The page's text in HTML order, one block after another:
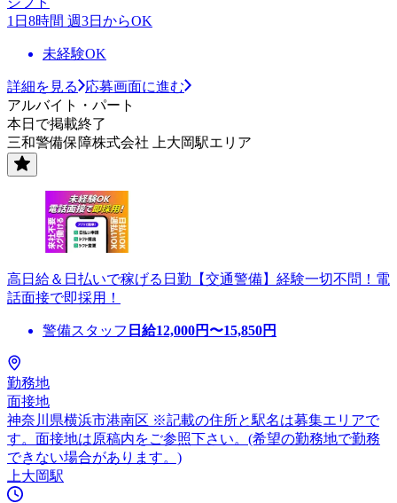
1日8時間 週3日からOK
未経験OK
詳細を見る
応募画面に進む
アルバイト・パート
本日で掲載終了
三和警備保障株式会社 上大岡駅エリア
高日給＆日払いで稼げる日勤【交通警備】経験一切不問！電
話面接で即採用！
警備スタッフ 日給12,000円〜15,850円
勤務地
面接地
神奈川県横浜市港南区 ※記載の住所と駅名は募集エリアで
す。面接地は原稿内をご参照下さい。(希望の勤務地で勤務
できない場合があります。)
上大岡駅